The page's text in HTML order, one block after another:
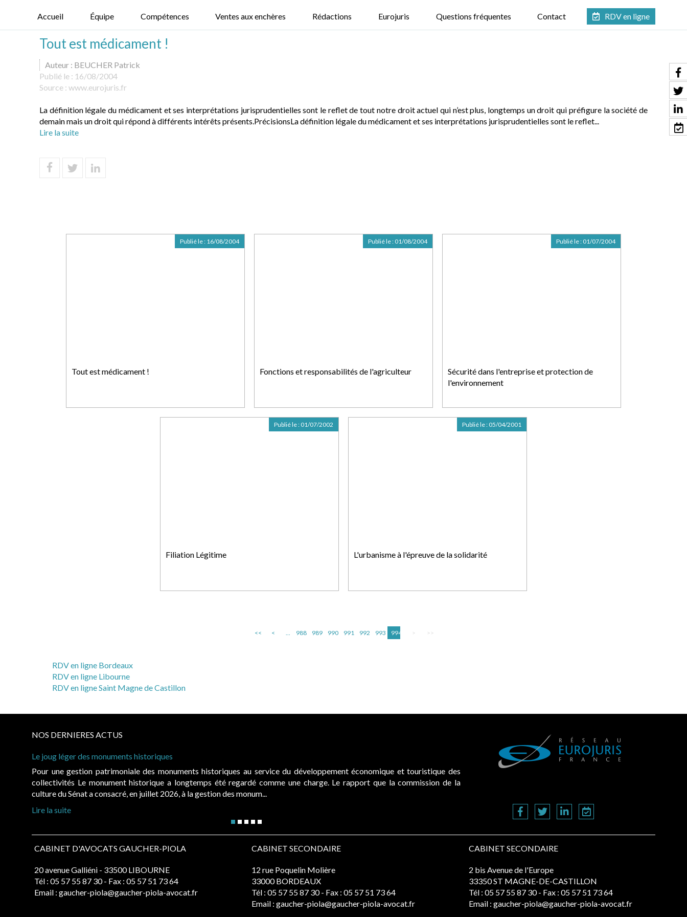
Accueil Équipe Compétences Ventes aux enchères Rédactions Eurojuris Questions fréquentes Contact RDV en ligne
Tout est médicament !
Auteur : BEUCHER Patrick
Publié le : 16/08/2004
Source : www.eurojuris.fr
La définition légale du médicament et ses interprétations jurisprudentielles sont le reflet de tout notre droit actuel qui n’est plus, longtemps un droit qui préfigure la société de
demain mais un droit qui répond à différents intérêts présents.PrécisionsLa définition légale du médicament et ses interprétations jurisprudentielles sont le reflet...
Lire la suite
Tout est médicament !
Publié le : 16/08/2004
Fonctions et responsabilités de l'agriculteur
Publié le : 01/08/2004
Sécurité dans l'entreprise et protection de
l'environnement
Publié le : 01/07/2004
Filiation Légitime
Publié le : 01/07/2002
L'urbanisme à l'épreuve de la solidarité
Publié le : 05/04/2001
<< < ... 988 989 990 991 992 993 994 > >>
RDV en ligne Bordeaux
RDV en ligne Libourne
RDV en ligne Saint Magne de Castillon
NOS DERNIERES ACTUS
Le joug léger des monuments historiques
Pour une gestion patrimoniale des monuments historiques au service du développement économique et touristique des
collectivités Le monument historique a longtemps été regardé comme une charge. Le rapport que la commission de la
culture du Sénat a consacré, en juillet 2026, à la gestion des monum...
Lire la suite
CABINET D'AVOCATS GAUCHER-PIOLA
20 avenue Galliéni - 33500 LIBOURNE
Tél : 05 57 55 87 30 - Fax : 05 57 51 73 64
Email : gaucher-piola@gaucher-piola-avocat.fr
CABINET SECONDAIRE
12 rue Poquelin Molière
33000 BORDEAUX
Tél : 05 57 55 87 30 - Fax : 05 57 51 73 64
Email : gaucher-piola@gaucher-piola-avocat.fr
CABINET SECONDAIRE
2 bis Avenue de l'Europe
33350 ST MAGNE-DE-CASTILLON
Tél : 05 57 55 87 30 - Fax : 05 57 51 73 64
Email : gaucher-piola@gaucher-piola-avocat.fr